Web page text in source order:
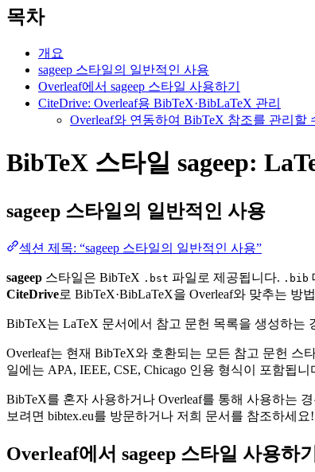
목차
개요
sageep 스타일의 일반적인 사용
Overleaf에서 sageep 스타일 사용하기
CiteDrive: Overleaf용 BibTeX·BibLaTeX 관리
Overleaf와 연동하여 BibTeX 참조를 관리
BibTeX 스타일 sageep:
sageep 스타일의 일반적인 사용
섹션 제목: “sageep 스타일의 일반적인 사용”
sageep 스타일은 BibTeX .bst 파일로 제공됩니다. .bib
CiteDrive로 BibTeX·BibLaTeX을 Overleaf와 맞추는 방
BibTeX는 LaTeX 문서에서 참고 문헌 목록을 생성하
Overleaf는 현재 BibTeX와 호환되는 모든 참고 문헌
일에는 APA, IEEE, CSE, Chicago 인용 형식이 포함됩
BibTeX를 혼자 사용하거나 Overleaf를 통해 사용하는
보려면 bibtex.eu를 방문하거나 저희 문서를 참조하세요!
Overleaf에서 sageep 스타일 사용하기